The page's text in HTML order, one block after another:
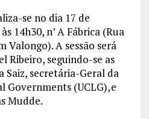
se no dia 17 de
14h30, n’ A Fábrica (Rua
Valongo). A sessão será
Ribeiro, seguindo-se as
Saiz, secretária-Geral da
Governments (UCLG), e
Mudde.